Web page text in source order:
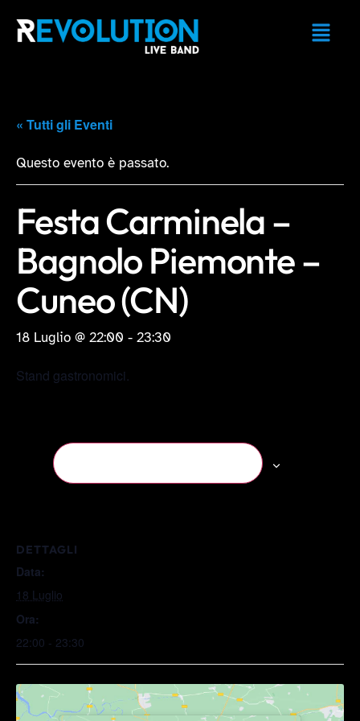
« Tutti gli Eventi
Questo evento è passato.
Festa Carminela –
Bagnolo Piemonte –
Cuneo (CN)
18 Luglio @ 22:00 - 23:30
Stand gastronomici.
DETTAGLI
Data:
18 Luglio
Ora:
22:00 - 23:30